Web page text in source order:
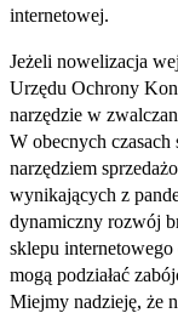
internetowej.
Jeżeli nowelizacja
Urzędu Ochrony
narzędzie w
W obecnych
narzędziem
wynikających z
dynamiczny rozwój
sklepu
mogą podziałać
Miejmy nadzieję, że